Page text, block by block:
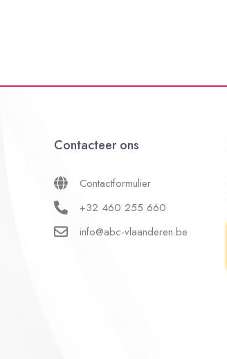
Contacteer ons
Contactformulier
+32 460 255 660
info@abc-vlaanderen.be